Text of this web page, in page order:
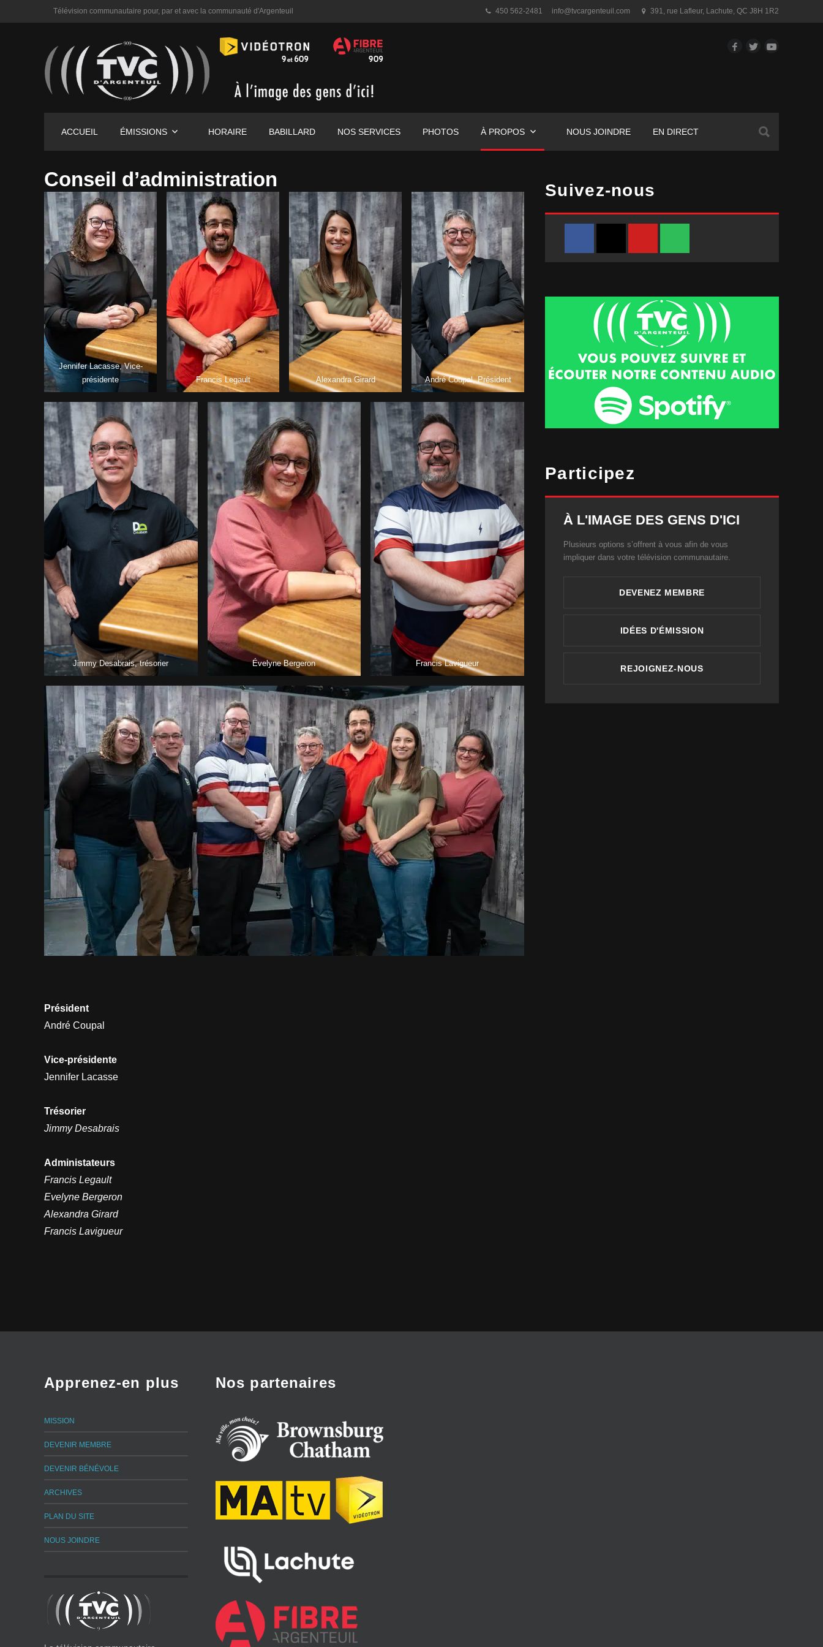
Télévision communautaire pour, par et avec la communauté d'Argenteuil 450 562-2481 info@tvcargenteuil.com 391, rue Lafleur, Lachute, QC J8H 1R2
Facebook
TwitterYouTube
ACCUEIL ÉMISSIONS HORAIRE BABILLARD NOS SERVICES PHOTOS À PROPOS NOUS JOINDRE EN DIRECT
Conseil d’administration
Jennifer Lacasse, Vice-
présidente
Francis Legault Alexandra Girard André Coupal, Président
Jimmy Desabrais, trésorier Évelyne Bergeron Francis Lavigueur
Président
André Coupal
Vice-présidente
Jennifer Lacasse
Trésorier
Jimmy Desabrais
Administateurs
Francis Legault
Evelyne Bergeron
Alexandra Girard
Francis Lavigueur
Suivez-nous
Participez
À L'IMAGE DES GENS D'ICI
Plusieurs options s’offrent à vous afin de vous
impliquer dans votre télévision communautaire.
DEVENEZ MEMBRE
IDÉES D'ÉMISSION
REJOIGNEZ-NOUS
Apprenez-en plus
MISSION
DEVENIR MEMBRE
DEVENIR BÉNÉVOLE
ARCHIVES
PLAN DU SITE
NOUS JOINDRE
Nos partenaires